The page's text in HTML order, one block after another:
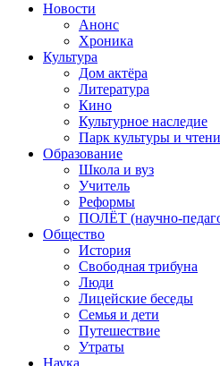
Новости
Анонс
Хроника
Культура
Дом актёра
Литература
Кино
Культурное наследие
Парк культуры и
Образование
Школа и вуз
Учитель
Реформы
ПОЛЁТ (научно-
Общество
История
Свободная трибуна
Люди
Лицейские беседы
Семья и дети
Путешествие
Утраты